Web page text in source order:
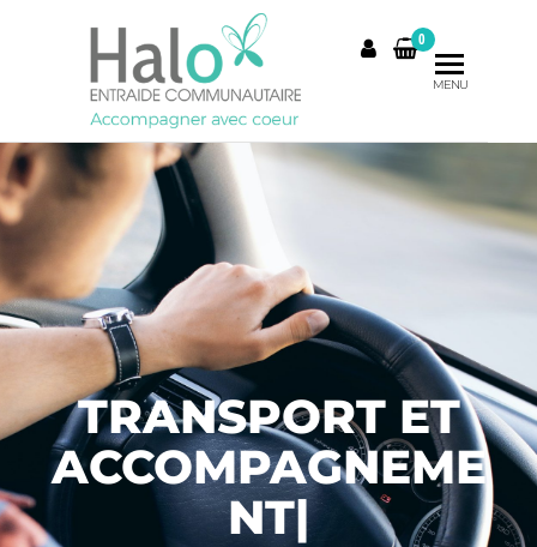
0
MENU
TRANSPORT ET
ACCOMPAGNEME
NT|